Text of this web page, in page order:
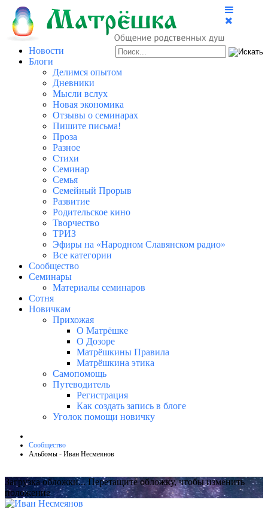
Новости
Блоги
Делимся опытом
Дневники
Мысли вслух
Новая экономика
Отзывы о семинарах
Пишите письма!
Проза
Разное
Стихи
Семинар
Семья
Семейный Прорыв
Развитие
Родительское кино
Творчество
ТРИЗ
Эфиры на «Народном Славянском радио»
Все категории
Сообщество
Семинары
Материалы семинаров
Сотня
Новичкам
Прихожая
О Матрёшке
О Дозоре
Матрёшкины Правила
Матрёшкина этика
Самопомощь
Путеводитель
Регистрация
Как создать запись в блоге
Уголок помощи новичку
Сообщество
Альбомы - Иван Несмеянов
Загрузка обложки... Перетащите обложку, чтобы изменить
положение